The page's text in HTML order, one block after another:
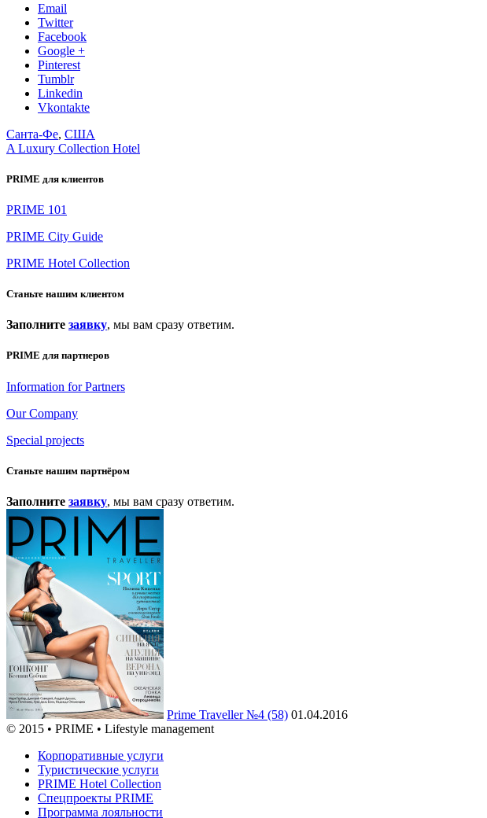
Email
Twitter
Facebook
Google +
Pinterest
Tumblr
Linkedin
Vkontakte
Санта-Фе, США
A Luxury Collection Hotel
PRIME для клиентов
PRIME 101
PRIME City Guide
PRIME Hotel Collection
Станьте нашим клиентом
Заполните заявку, мы вам сразу ответим.
PRIME для партнеров
Information for Partners
Our Company
Special projects
Станьте нашим партнёром
Заполните заявку, мы вам сразу ответим.
Prime Traveller №4 (58) 01.04.2016
© 2015 • PRIME • Lifestyle management
Корпоративные услуги
Туристические услуги
PRIME Hotel Collection
Спецпроекты PRIME
Программа лояльности